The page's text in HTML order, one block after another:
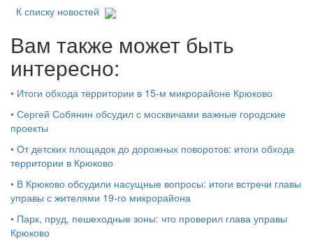
К списку новостей
Вам также может быть
интересно:
• Итоги обхода территории в 15‑м микрорайоне Крюково
• Сергей Собянин обсудил с москвичами важные городские
проекты
• От детских площадок до дорожных поворотов: итоги обхода
территории в Крюково
• В Крюково обсудили насущные вопросы: итоги встречи главы
управы с жителями 19‑го микрорайона
• Парк, пруд, пешеходные зоны: что проверил глава управы
Крюково